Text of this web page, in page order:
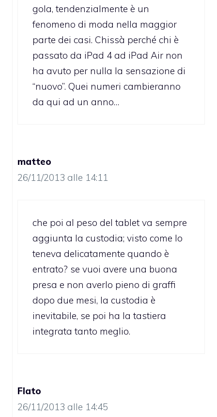
gola, tendenzialmente è un
fenomeno di moda nella maggior
parte dei casi. Chissà perché chi è
passato da iPad 4 ad iPad Air non
ha avuto per nulla la sensazione di
“nuovo”. Quei numeri cambieranno
da qui ad un anno…
matteo
26/11/2013 alle 14:11
che poi al peso del tablet va sempre
aggiunta la custodia; visto come lo
teneva delicatamente quando è
entrato? se vuoi avere una buona
presa e non averlo pieno di graffi
dopo due mesi, la custodia è
inevitabile, se poi ha la tastiera
integrata tanto meglio.
Flato
26/11/2013 alle 14:45